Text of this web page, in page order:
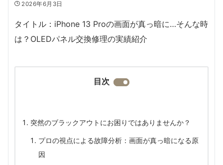
2026年6月3日
タイトル：iPhone 13 Proの画面が真っ暗に…そんな時
は？OLEDパネル交換修理の実績紹介
目次
突然のブラックアウトにお困りではありませんか？
プロの視点による故障分析：画面が真っ暗になる原
因